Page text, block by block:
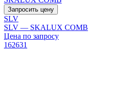
Запросить цену
SLV
SLV — SKALUX COMB
Цена по запросу
162631